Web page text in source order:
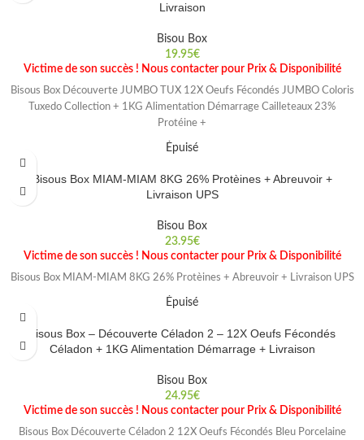
Livraison
Bisou Box
19.95€
Victime de son succès ! Nous contacter pour Prix & Disponibilité
Bisous Box Découverte JUMBO TUX 12X Oeufs Fécondés JUMBO Coloris
Tuxedo Collection + 1KG Alimentation Démarrage Cailleteaux 23%
Protéine +
Épuisé
Bisous Box MIAM-MIAM 8KG 26% Protèines + Abreuvoir +
Livraison UPS
Bisou Box
23.95€
Victime de son succès ! Nous contacter pour Prix & Disponibilité
Bisous Box MIAM-MIAM 8KG 26% Protèines + Abreuvoir + Livraison UPS
Épuisé
Bisous Box – Découverte Céladon 2 – 12X Oeufs Fécondés
Céladon + 1KG Alimentation Démarrage + Livraison
Bisou Box
24.95€
Victime de son succès ! Nous contacter pour Prix & Disponibilité
Bisous Box Découverte Céladon 2 12X Oeufs Fécondés Bleu Porcelaine